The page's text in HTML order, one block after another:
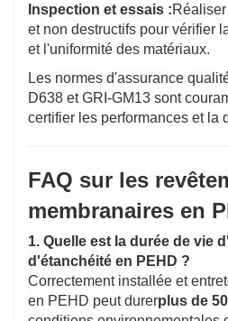
Inspection et essais :
et non destructifs pour vérifier
et l'uniformité des matériaux.
Les normes d'assurance
D638 et GRI-GM13 sont
certifier les performances et la
FAQ sur les
membranaires en
1. Quelle est la durée de vie
d'étanchéité en PEHD ?
Correctement installée et
en PEHD peut durerplus de